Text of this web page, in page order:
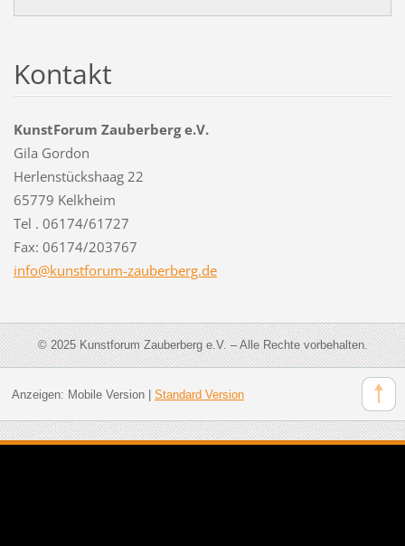
Kontakt
KunstForum Zauberberg e.V.
Gila Gordon
Herlenstückshaag 22
65779 Kelkheim
Tel . 06174/61727
Fax: 06174/203767
info@kunstforum-zauberberg.de
© 2025 Kunstforum Zauberberg e.V. – Alle Rechte vorbehalten.
Anzeigen: Mobile Version| Standard Version